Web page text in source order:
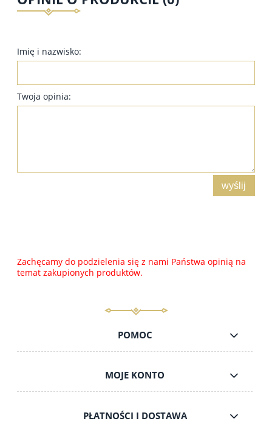
Imię i nazwisko:
Twoja opinia:
wyślij
Zachęcamy do podzielenia się z nami Państwa opinią na
temat zakupionych produktów.
POMOC
MOJE KONTO
PŁATNOŚCI I DOSTAWA